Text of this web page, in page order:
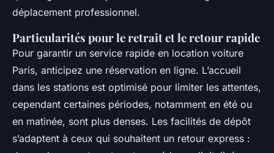
déplacement professionnel.
Particularités pour le retrait et le retour rapide
Pour garantir un service rapide en location voiture
Paris, anticipez une réservation en ligne. L’accueil
dans les stations est optimisé pour limiter les attentes,
cependant certaines périodes, notamment en été ou
en matinée, sont plus denses. Les facilités de dépôt
s’adaptent à ceux qui souhaitent un retour express :